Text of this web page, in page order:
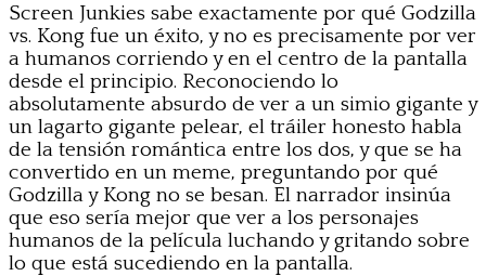
Screen Junkies sabe exactamente por qué Godzilla
vs. Kong fue un éxito, y no es precisamente por ver
a humanos corriendo y en el centro de la pantalla
desde el principio. Reconociendo lo
absolutamente absurdo de ver a un simio gigante y
un lagarto gigante pelear, el tráiler honesto habla
de la tensión romántica entre los dos, y que se ha
convertido en un meme, preguntando por qué
Godzilla y Kong no se besan. El narrador insinúa
que eso sería mejor que ver a los personajes
humanos de la película luchando y gritando sobre
lo que está sucediendo en la pantalla.